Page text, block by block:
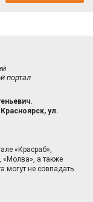
портал
ул.
«Красраб»,
«Молва», а также
могут не совпадать